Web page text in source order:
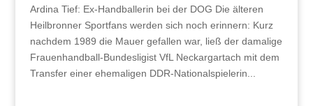
Ardina Tief: Ex-Handballerin bei der DOG Die älteren
Heilbronner Sportfans werden sich noch erinnern: Kurz
nachdem 1989 die Mauer gefallen war, ließ der damalige
Frauenhandball-Bundesligist VfL Neckargartach mit dem
Transfer einer ehemaligen DDR-Nationalspielerin...